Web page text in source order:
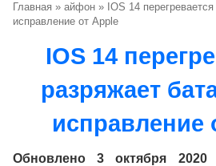
Главная » айфон » IOS 14
исправление от Apple
IOS 14
разряжает
исправление
Обновлено 3 октября 2020